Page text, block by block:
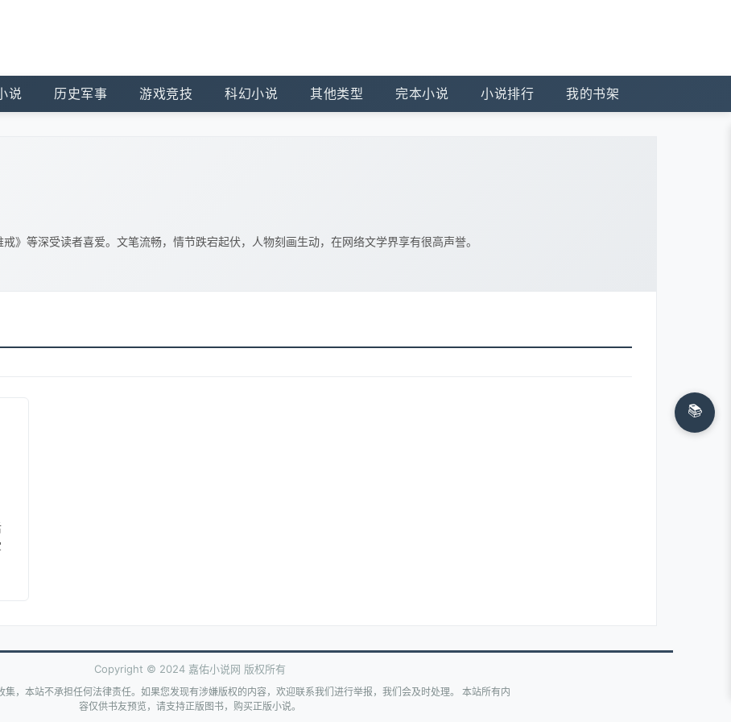
说 历史军事 游戏竞技 科幻小说 其他类型 完本小说 小说排行 我的书架
》等深受读者喜爱。文笔流畅，情节跌宕起伏，人物刻画生动，在网络文学界享有很高声誉。
📚
Copyright © 2024 嘉佑小说网 版权所有
集，本站不承担任何法律责任。如果您发现有涉嫌版权的内容，欢迎联系我们进行举报，我们会及时处理。 本站所有内
容仅供书友预览，请支持正版图书，购买正版小说。